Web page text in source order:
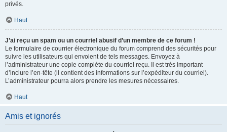
privés.
Haut
J’ai reçu un spam ou un courriel abusif d’un membre de ce forum !
Le formulaire de courrier électronique du forum comprend des sécurités pour
suivre les utilisateurs qui envoient de tels messages. Envoyez à
l’administrateur une copie complète du courriel reçu. Il est très important
d’inclure l’en-tête (il contient des informations sur l’expéditeur du courriel).
L’administrateur pourra alors prendre les mesures nécessaires.
Haut
Amis et ignorés